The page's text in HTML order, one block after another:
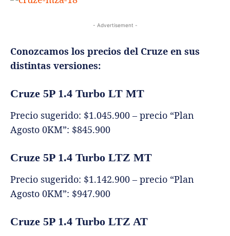
- Advertisement -
Conozcamos los precios del Cruze en sus
distintas versiones:
Cruze 5P 1.4 Turbo LT MT
Precio sugerido: $1.045.900 – precio “Plan
Agosto 0KM”: $845.900
Cruze 5P 1.4 Turbo LTZ MT
Precio sugerido: $1.142.900 – precio “Plan
Agosto 0KM”: $947.900
Cruze 5P 1.4 Turbo LTZ AT